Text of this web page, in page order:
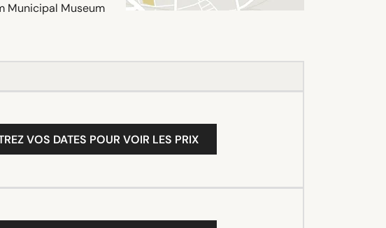
Municipal Museum
VOS DATES POUR VOIR LES PRIX